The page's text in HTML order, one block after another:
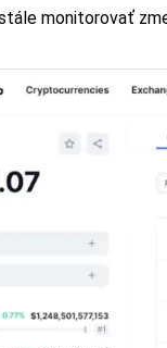
monitorovať